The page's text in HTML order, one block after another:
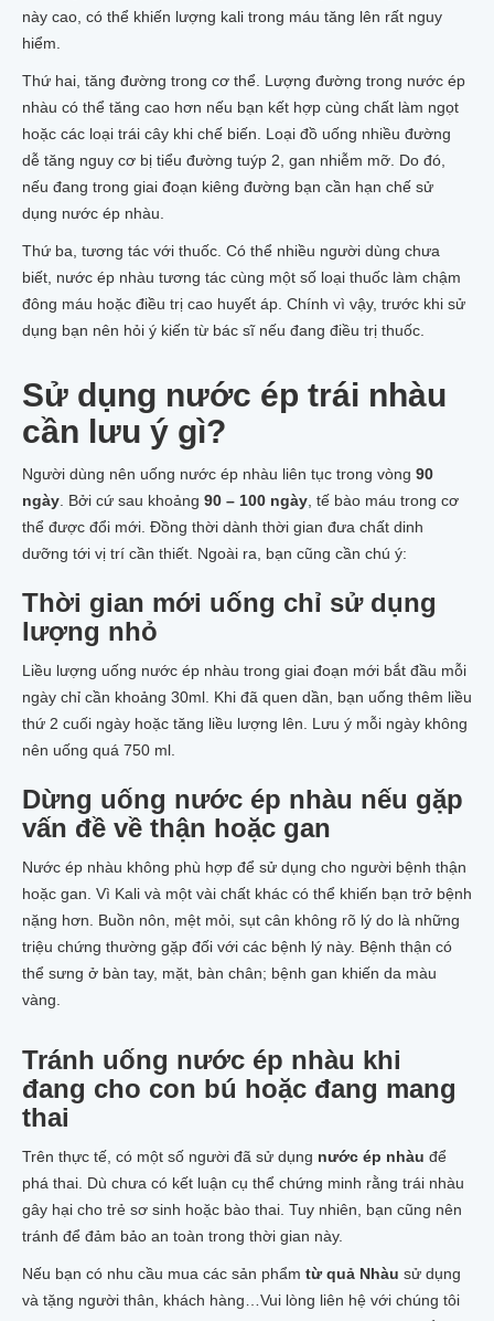
này cao, có thể khiến lượng kali trong máu tăng lên rất nguy
hiểm.
Thứ hai, tăng đường trong cơ thể. Lượng đường trong nước ép
nhàu có thể tăng cao hơn nếu bạn kết hợp cùng chất làm ngọt
hoặc các loại trái cây khi chế biến. Loại đồ uống nhiều đường
dễ tăng nguy cơ bị tiểu đường tuýp 2, gan nhiễm mỡ. Do đó,
nếu đang trong giai đoạn kiêng đường bạn cần hạn chế sử
dụng nước ép nhàu.
Thứ ba, tương tác với thuốc. Có thể nhiều người dùng chưa
biết, nước ép nhàu tương tác cùng một số loại thuốc làm chậm
đông máu hoặc điều trị cao huyết áp. Chính vì vậy, trước khi sử
dụng bạn nên hỏi ý kiến từ bác sĩ nếu đang điều trị thuốc.
Sử dụng nước ép trái nhàu
cần lưu ý gì?
Người dùng nên uống nước ép nhàu liên tục trong vòng 90
ngày . Bởi cứ sau khoảng 90 – 100 ngày , tế bào máu trong cơ
thể được đổi mới. Đồng thời dành thời gian đưa chất dinh
dưỡng tới vị trí cần thiết. Ngoài ra, bạn cũng cần chú ý:
Thời gian mới uống chỉ sử dụng
lượng nhỏ
Liều lượng uống nước ép nhàu trong giai đoạn mới bắt đầu mỗi
ngày chỉ cần khoảng 30ml. Khi đã quen dần, bạn uống thêm liều
thứ 2 cuối ngày hoặc tăng liều lượng lên. Lưu ý mỗi ngày không
nên uống quá 750 ml.
Dừng uống nước ép nhàu nếu gặp
vấn đề về thận hoặc gan
Nước ép nhàu không phù hợp để sử dụng cho người bệnh thận
hoặc gan. Vì Kali và một vài chất khác có thể khiến bạn trở bệnh
nặng hơn. Buồn nôn, mệt mỏi, sụt cân không rõ lý do là những
triệu chứng thường gặp đối với các bệnh lý này. Bệnh thận có
thể sưng ở bàn tay, mặt, bàn chân; bệnh gan khiến da màu
vàng.
Tránh uống nước ép nhàu khi
đang cho con bú hoặc đang mang
thai
Trên thực tế, có một số người đã sử dụng nước ép nhàu để
phá thai. Dù chưa có kết luận cụ thể chứng minh rằng trái nhàu
gây hại cho trẻ sơ sinh hoặc bào thai. Tuy nhiên, bạn cũng nên
tránh để đảm bảo an toàn trong thời gian này.
Nếu bạn có nhu cầu mua các sản phẩm từ quả Nhàu sử dụng
và tặng người thân, khách hàng…Vui lòng liên hệ với chúng tôi